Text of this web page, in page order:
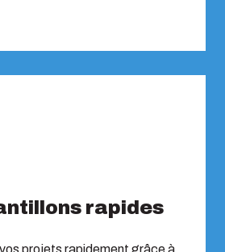
rapides
projets rapidement grâce à